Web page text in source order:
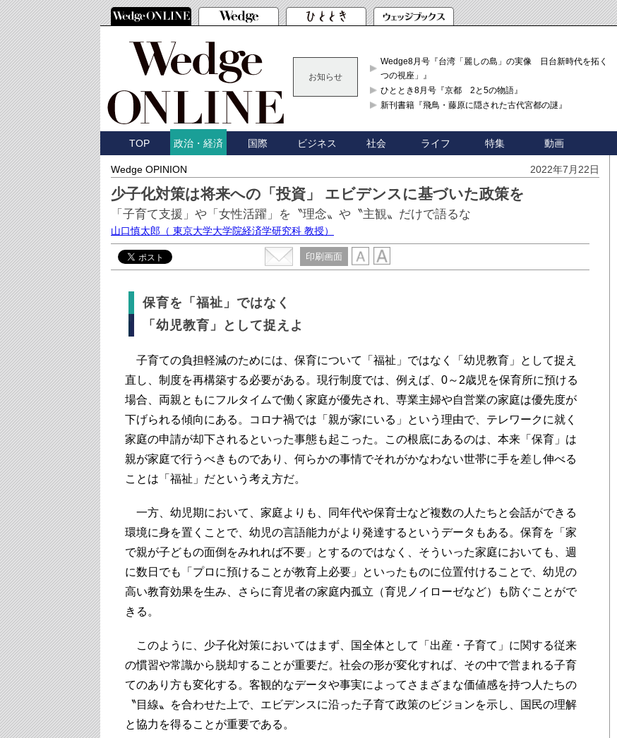
お知らせ
Wedge8月号『台湾「麗しの島」の実像 日台新時代を拓く「3
つの視座」』
ひととき8月号『京都 2と5の物語』
新刊書籍『飛鳥・藤原に隠された古代宮都の謎』
TOP 政治・経済 国際 ビジネス 社会 ライフ 特集 動画
Wedge OPINION 2022年7月22日
少子化対策は将来への「投資」 エビデンスに基づいた政策を
「子育て支援」や「女性活躍」を〝理念〟や〝主観〟だけで語るな
山口慎太郎 （ 東京大学大学院経済学研究科 教授）
印刷画面
保育を「福祉」ではなく
「幼児教育」として捉えよ
子育ての負担軽減のためには、保育について「福祉」ではなく「幼児教育」として捉え
直し、制度を再構築する必要がある。現行制度では、例えば、0～2歳児を保育所に預ける
場合、両親ともにフルタイムで働く家庭が優先され、専業主婦や自営業の家庭は優先度が
下げられる傾向にある。コロナ禍では「親が家にいる」という理由で、テレワークに就く
家庭の申請が却下されるといった事態も起こった。この根底にあるのは、本来「保育」は
親が家庭で行うべきものであり、何らかの事情でそれがかなわない世帯に手を差し伸べる
ことは「福祉」だという考え方だ。
一方、幼児期において、家庭よりも、同年代や保育士など複数の人たちと会話ができる
環境に身を置くことで、幼児の言語能力がより発達するというデータもある。保育を「家
で親が子どもの面倒をみれれば不要」とするのではなく、そういった家庭においても、週
に数日でも「プロに預けることが教育上必要」といったものに位置付けることで、幼児の
高い教育効果を生み、さらに育児者の家庭内孤立（育児ノイローゼなど）も防ぐことがで
きる。
このように、少子化対策においてはまず、国全体として「出産・子育て」に関する従来
の慣習や常識から脱却することが重要だ。社会の形が変化すれば、その中で営まれる子育
てのあり方も変化する。客観的なデータや事実によってさまざまな価値感を持つ人たちの
〝目線〟を合わせた上で、エビデンスに沿った子育て政策のビジョンを示し、国民の理解
と協力を得ることが重要である。